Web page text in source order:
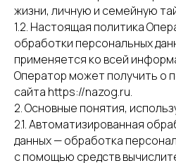
жизни, личную и семейную
1.2. Настоящая политика
обработки персональных
применяется ко всей
Оператор может получить о
сайта https://nazog.ru.
2. Основные понятия,
2.1. Автоматизированная
данных — обработка
с помощью средств